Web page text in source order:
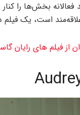
علاقه‌مند است، یک